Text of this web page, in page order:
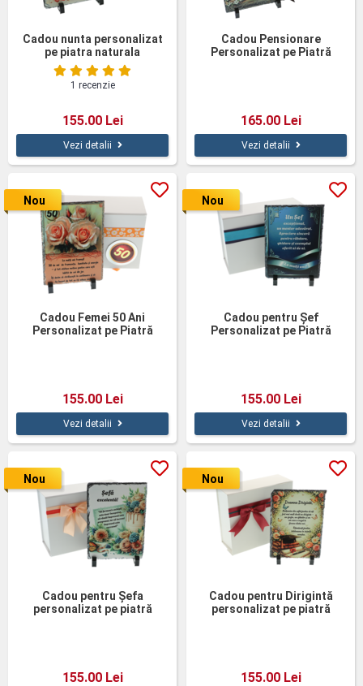
Cadou nunta personalizat
pe piatra naturala
1 recenzie
155.00 Lei
Vezi detalii
Cadou Pensionare
Personalizat pe Piatră
165.00 Lei
Vezi detalii
Cadou Femei 50 Ani
Personalizat pe Piatră
155.00 Lei
Nou
Vezi detalii
Cadou pentru Șef
Personalizat pe Piatră
155.00 Lei
Nou
Vezi detalii
Cadou pentru Șefa
personalizat pe piatră
155.00 Lei
Nou
Cadou pentru Dirigintă
personalizat pe piatră
155.00 Lei
Nou